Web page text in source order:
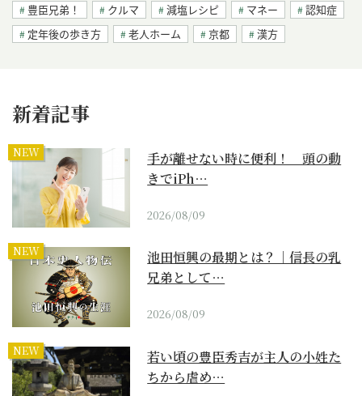
豊臣兄弟！ クルマ 減塩レシピ マネー
認知症
定年後の歩き方
老人ホーム 京都 漢方
新着記事
NEW
手が離せない時に便利！ 頭の動
きでiPh…
2026/08/09
NEW
池田恒興の最期とは？｜信長の乳
兄弟として…
2026/08/09
NEW
若い頃の豊臣秀吉が主人の小姓た
ちから虐め…